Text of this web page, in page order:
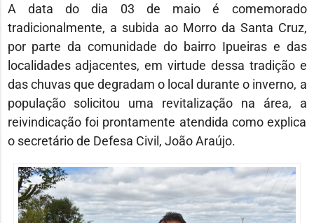
A data do dia 03 de maio é comemorado
tradicionalmente, a subida ao Morro da Santa Cruz,
por parte da comunidade do bairro Ipueiras e das
localidades adjacentes, em virtude dessa tradição e
das chuvas que degradam o local durante o inverno, a
população solicitou uma revitalização na área, a
reivindicação foi prontamente atendida como explica
o secretário de Defesa Civil, João Araújo.